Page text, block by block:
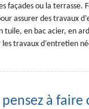
façades ou la terrasse.
assurer des travaux
tuile, en bac acier, en
travaux d’entretien
à faire